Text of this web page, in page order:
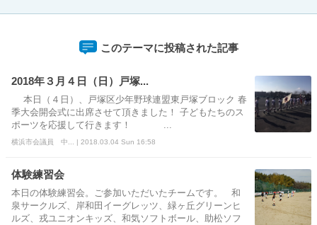
このテーマに投稿された記事
2018年３月４日（日）戸塚...
本日（４日）、戸塚区少年野球連盟東戸塚ブロック 春
季大会開会式に出席させて頂きました！ 子どもたちのス
ポーツを応援して行きます！ ...
横浜市会議員 中... | 2018.03.04 Sun 16:58
体験練習会
本日の体験練習会。ご参加いただいたチームです。 和
泉サークルズ、岸和田イーグレッツ、緑ヶ丘グリーンヒ
ルズ、戎ユニオンキッズ、和気ソフトボール、助松ソフ